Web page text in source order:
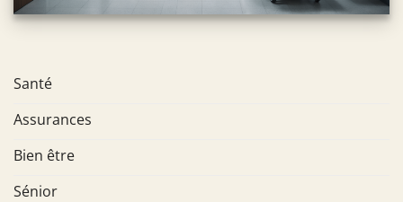
Santé
Assurances
Bien être
Sénior